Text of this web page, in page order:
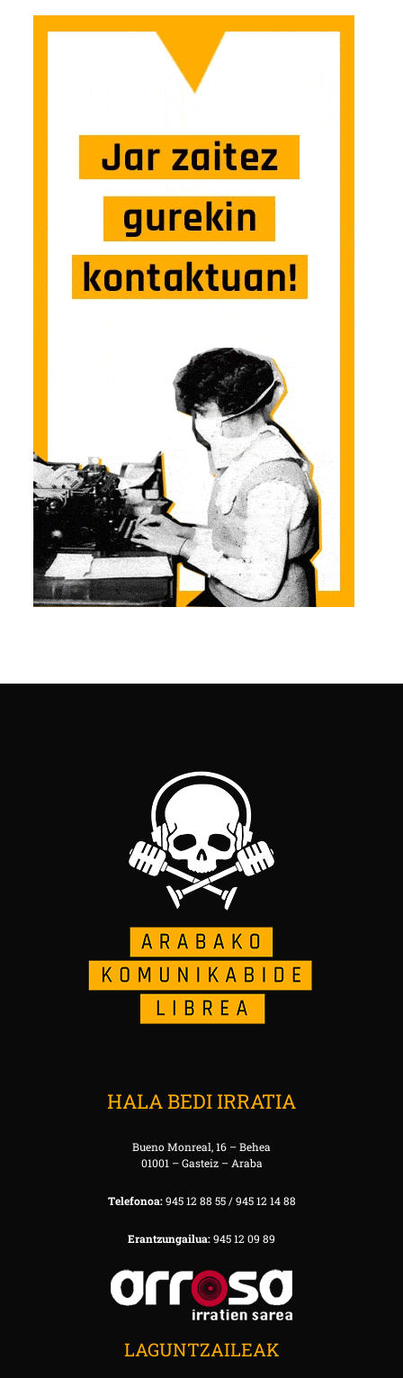
HALA BEDI IRRATIA
Bueno Monreal, 16 – Behea
01001 – Gasteiz – Araba
Telefonoa:945 12 88 55 / 945 12 14 88
Erantzungailua:945 12 09 89
LAGUNTZAILEAK